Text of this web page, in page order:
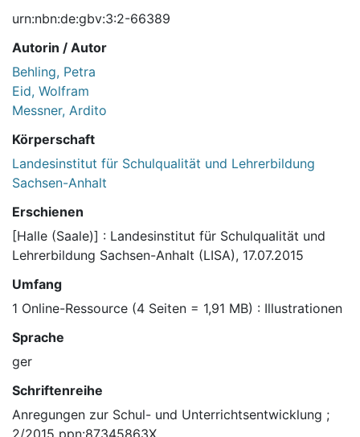
urn:nbn:de:gbv:3:2-66389
Autorin / Autor
Behling, Petra
Eid, Wolfram
Messner, Ardito
Körperschaft
Landesinstitut für Schulqualität und Lehrerbildung
Sachsen-Anhalt
Erschienen
[Halle (Saale)] : Landesinstitut für Schulqualität und
Lehrerbildung Sachsen-Anhalt (LISA), 17.07.2015
Umfang
1 Online-Ressource (4 Seiten = 1,91 MB) : Illustrationen
Sprache
ger
Schriftenreihe
Anregungen zur Schul- und Unterrichtsentwicklung ;